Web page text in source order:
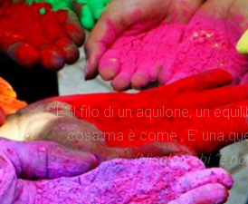
(Don Tonino
"Il tempo è superiore allo
tempo significa occuparsi di
che di possedere
(Evangelii
"E' il filo di un aquilone, un
cosa ma è come , E' una
(Nicolò Fabi “è
(Statuto Caritas